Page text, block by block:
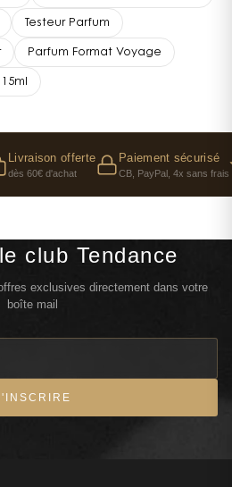
Testeur Parfum
Parfum Format Voyage
Livraison offerte
dès 60€ d'achat
Paiement sécurisé
CB, PayPal, 4x sans frais
club Tendance
exclusives directement dans votre
boîte mail